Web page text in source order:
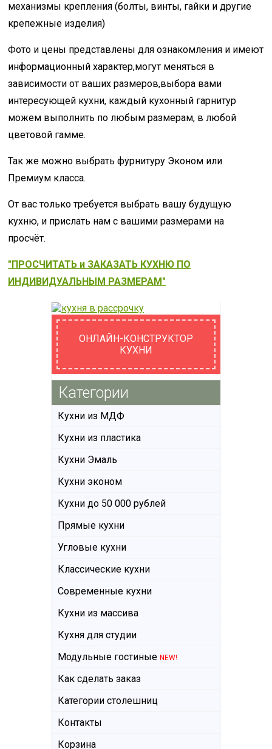
механизмы крепления (болты, винты, гайки и другие
крепежные изделия)
Фото и цены представлены для ознакомления и имеют
информационный характер,могут меняться в
зависимости от ваших размеров,выбора вами
интересующей кухни, каждый кухонный гарнитур
можем выполнить по любым размерам, в любой
цветовой гамме.
Так же можно выбрать фурнитуру Эконом или
Премиум класса.
От вас только требуется выбрать вашу будущую
кухню, и прислать нам с вашими размерами на
просчёт.
"ПРОСЧИТАТЬ и ЗАКАЗАТЬ КУХНЮ ПО
ИНДИВИДУАЛЬНЫМ РАЗМЕРАМ"
ОНЛАЙН-КОНСТРУКТОР
КУХНИ
Категории
Кухни из МДФ
Кухни из пластика
Кухни Эмаль
Кухни эконом
Кухни до 50 000 рублей
Прямые кухни
Угловые кухни
Классические кухни
Современные кухни
Кухни из массива
Кухня для студии
Модульные гостиные NEW!
Как сделать заказ
Категории столешниц
Контакты
Корзина